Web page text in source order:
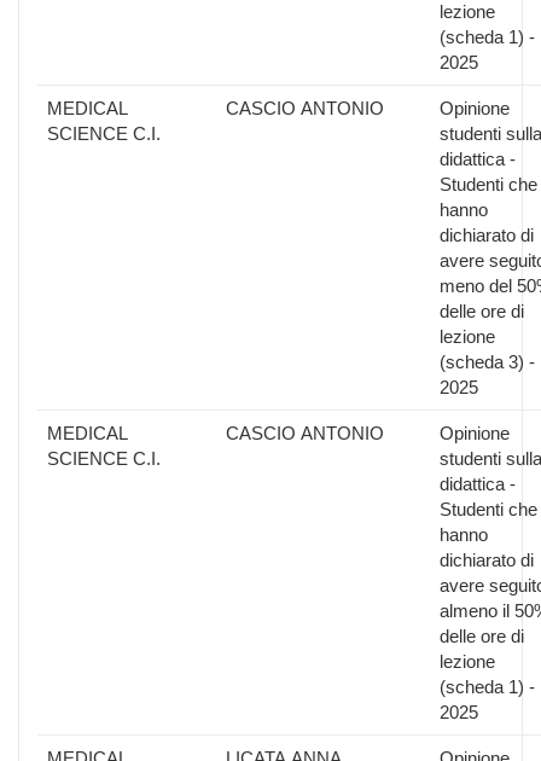
lezione
(scheda 1) -
2025
MEDICAL
SCIENCE C.I.
CASCIO ANTONIO
Opinione
studenti sulla
didattica -
Studenti che
hanno
dichiarato di
avere
meno del
delle ore di
lezione
(scheda 3) -
2025
MEDICAL
SCIENCE C.I.
CASCIO ANTONIO
Opinione
studenti sulla
didattica -
Studenti che
hanno
dichiarato di
avere
almeno il
delle ore di
lezione
(scheda 1) -
2025